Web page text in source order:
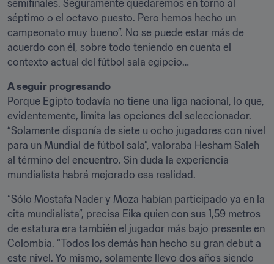
semifinales. Seguramente quedaremos en torno al
séptimo o el octavo puesto. Pero hemos hecho un
campeonato muy bueno”. No se puede estar más de
acuerdo con él, sobre todo teniendo en cuenta el
contexto actual del fútbol sala egipcio…
A seguir progresando
Porque Egipto todavía no tiene una liga nacional, lo que,
evidentemente, limita las opciones del seleccionador.
“Solamente disponía de siete u ocho jugadores con nivel
para un Mundial de fútbol sala”, valoraba Hesham Saleh
al término del encuentro. Sin duda la experiencia
mundialista habrá mejorado esa realidad.
“Sólo Mostafa Nader y Moza habían participado ya en la
cita mundialista”, precisa Eika quien con sus 1,59 metros
de estatura era también el jugador más bajo presente en
Colombia. “Todos los demás han hecho su gran debut a
este nivel. Yo mismo, solamente llevo dos años siendo